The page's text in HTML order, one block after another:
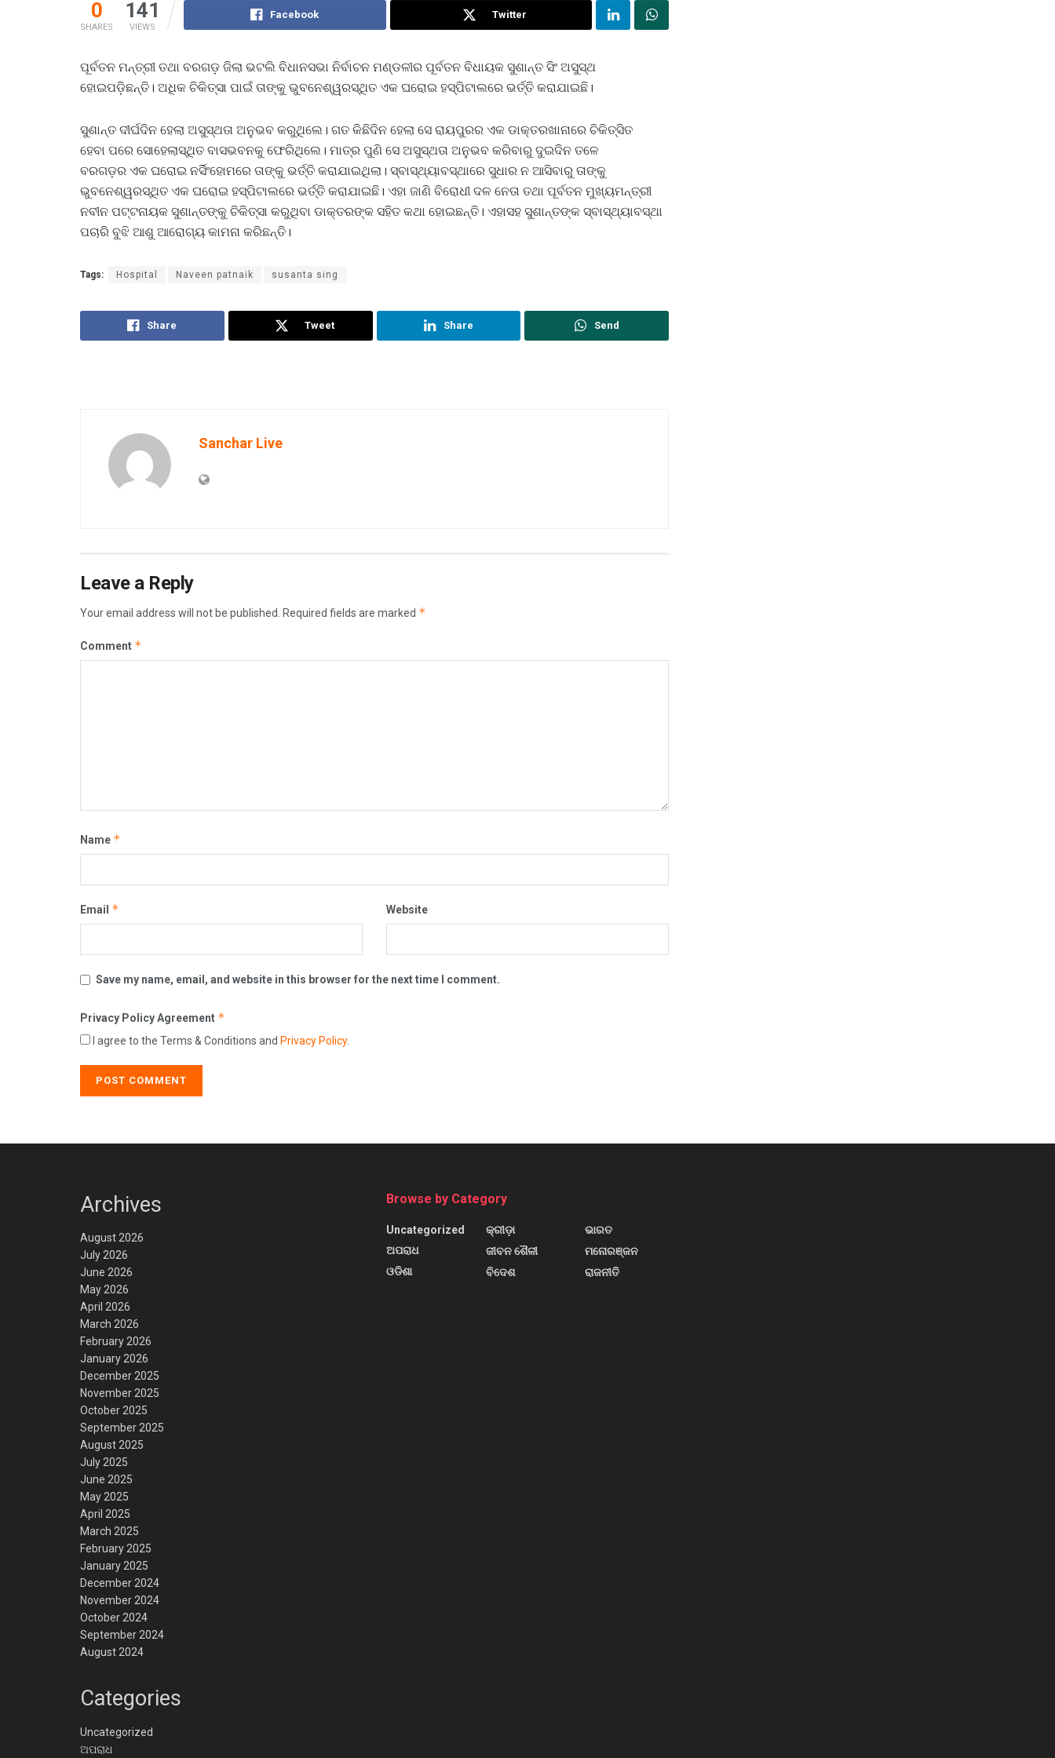
0
SHARES
141
VIEWS
Facebook Twitter
ପୂର୍ବତନ ମନ୍ତ୍ରୀ ତଥା ବରଗଡ଼ ଜିଲା ଭଟଲି ବିଧାନସଭା ନିର୍ବାଚନ ମଣ୍ଡଳୀର ପୂର୍ବତନ ବିଧାୟକ ସୁଶାନ୍ତ ସିଂ ଅସୁସ୍ଥ
ହୋଇପଡ଼ିଛନ୍ତି। ଅଧିକ ଚିକିତ୍ସା ପାଇଁ ତାଙ୍କୁ ଭୁବନେଶ୍ୱରସ୍ଥିତ ଏକ ଘରୋଇ ହସ୍ପିଟାଲରେ ଭର୍ତ୍ତି କରାଯାଇଛି।
ସୁଶାନ୍ତ ଦୀର୍ଘଦିନ ହେଲା ଅସୁସ୍ଥତା ଅନୁଭବ କରୁଥିଲେ। ଗତ କିଛିଦିନ ହେଲା ସେ ରାୟପୁରର ଏକ ଡାକ୍ତରଖାନାରେ ଚିକିତ୍ସିତ
ହେବା ପରେ ସୋହେଲାସ୍ଥିତ ବାସଭବନକୁ ଫେରିଥିଲେ। ମାତ୍ର ପୁଣି ସେ ଅସୁସ୍ଥତା ଅନୁଭବ କରିବାରୁ ଦୁଇଦିନ ତଳେ
ବରଗଡ଼ର ଏକ ଘରୋଇ ନର୍ସିଂହୋମରେ ତାଙ୍କୁ ଭର୍ତ୍ତି କରାଯାଇଥିଲା। ସ୍ବାସ୍ଥ୍ୟାବସ୍ଥାରେ ସୁଧାର ନ ଆସିବାରୁ ତାଙ୍କୁ
ଭୁବନେଶ୍ୱରସ୍ଥିତ ଏକ ଘରୋଇ ହସ୍ପିଟାଲରେ ଭର୍ତ୍ତି କରାଯାଇଛି। ଏହା ଜାଣି ବିରୋଧୀ ଦଳ ନେତା ତଥା ପୂର୍ବତନ ମୁଖ୍ୟମନ୍ତ୍ରୀ
ନବୀନ ପଟ୍ଟନାୟକ ସୁଶାନ୍ତଙ୍କୁ ଚିକିତ୍ସା କରୁଥିବା ଡାକ୍ତରଙ୍କ ସହିତ କଥା ହୋଇଛନ୍ତି। ଏହାସହ ସୁଶାନ୍ତଙ୍କ ସ୍ବାସ୍ଥ୍ୟାବସ୍ଥା
ପଚାରି ବୁଝି ଆଶୁ ଆରୋଗ୍ୟ କାମନା କରିଛନ୍ତି।
Tags: Hospital Naveen patnaik susanta sing
Share Tweet Share Send
Sanchar Live
Leave a Reply
Your email address will not be published. Required fields are marked *
Comment *
Name *
Email * Website
Save my name, email, and website in this browser for the next time I comment.
Privacy Policy Agreement *
I agree to the Terms & Conditions and Privacy Policy.
Archives
August 2026
July 2026
June 2026
May 2026
April 2026
March 2026
February 2026
January 2026
December 2025
November 2025
October 2025
September 2025
August 2025
July 2025
June 2025
May 2025
April 2025
March 2025
February 2025
January 2025
December 2024
November 2024
October 2024
September 2024
August 2024
Categories
Uncategorized
ଅପରାଧ
Browse by Category
Uncategorized
ଅପରାଧ
ଓଡିଶା
କ୍ରୀଡ଼ା
ଜୀବନ ଶୈଳୀ
ବିଦେଶ
ଭାରତ
ମନୋରଞ୍ଜନ
ରାଜନୀତି